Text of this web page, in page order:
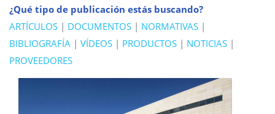
¿Qué tipo de publicación estás buscando?
ARTÍCULOS | DOCUMENTOS | NORMATIVAS |
BIBLIOGRAFÍA | VÍDEOS | PRODUCTOS | NOTICIAS |
PROVEEDORES